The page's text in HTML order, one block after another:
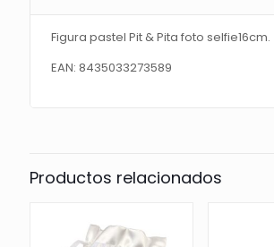
Figura pastel Pit & Pita foto selfie16cm.
EAN: 8435033273589
Productos relacionados